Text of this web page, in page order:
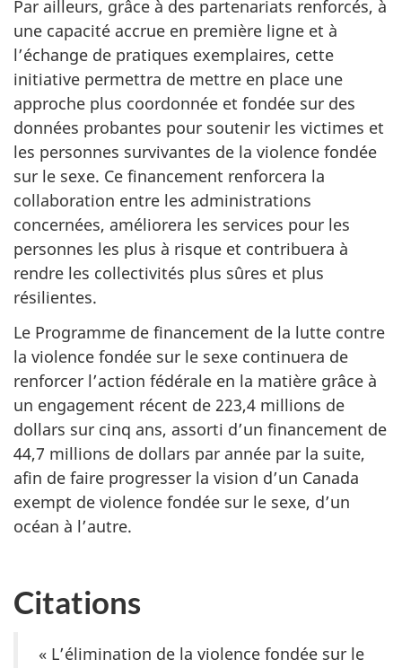
Par ailleurs, grâce à des partenariats renforcés, à
une capacité accrue en première ligne et à
l’échange de pratiques exemplaires, cette
initiative permettra de mettre en place une
approche plus coordonnée et fondée sur des
données probantes pour soutenir les victimes et
les personnes survivantes de la violence fondée
sur le sexe. Ce financement renforcera la
collaboration entre les administrations
concernées, améliorera les services pour les
personnes les plus à risque et contribuera à
rendre les collectivités plus sûres et plus
résilientes.
Le Programme de financement de la lutte contre
la violence fondée sur le sexe continuera de
renforcer l’action fédérale en la matière grâce à
un engagement récent de 223,4 millions de
dollars sur cinq ans, assorti d’un financement de
44,7 millions de dollars par année par la suite,
afin de faire progresser la vision d’un Canada
exempt de violence fondée sur le sexe, d’un
océan à l’autre.
Citations
« L’élimination de la violence fondée sur le